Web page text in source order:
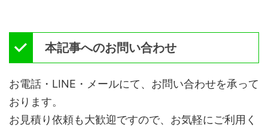
本記事へのお問い合わせ
お電話・LINE・メールにて、お問い合わせを承って
おります。
お見積り依頼も大歓迎ですので、お気軽にご利用く